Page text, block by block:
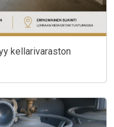
kellarivaraston